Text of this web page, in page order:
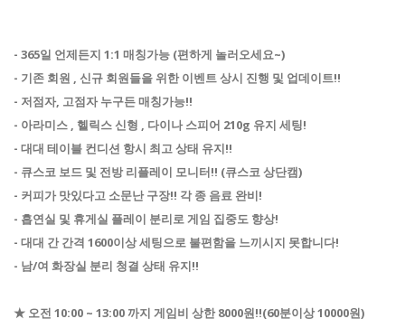
- 365일 언제든지 1:1 매칭가능 (편하게 놀러오세요~)
- 기존 회원 , 신규 회원들을 위한 이벤트 상시 진행 및 업데이트!!
- 저점자, 고점자 누구든 매칭가능!!
- 아라미스 , 헬릭스 신형 , 다이나 스피어 210g 유지 세팅!
- 대대 테이블 컨디션 항시 최고 상태 유지!!
- 큐스코 보드 및 전방 리플레이 모니터!! (큐스코 상단캠)
- 커피가 맛있다고 소문난 구장!! 각 종 음료 완비!
- 흡연실 및 휴게실 플레이 분리로 게임 집중도 향상!
- 대대 간 간격 1600이상 세팅으로 불편함을 느끼시지 못합니다!
- 남/여 화장실 분리 청결 상태 유지!!
★ 오전 10:00 ~ 13:00 까지 게임비 상한 8000원!!(60분이상 10000원)